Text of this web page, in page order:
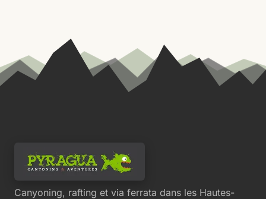
Canyoning, rafting et via ferrata dans les Hautes-